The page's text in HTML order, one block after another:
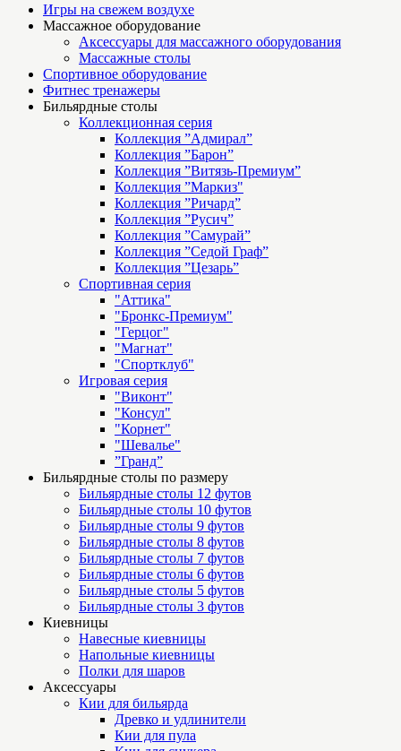
Игры на свежем воздухе
Массажное оборудование
Аксессуары для массажного оборудования
Массажные столы
Спортивное оборудование
Фитнес тренажеры
Бильярдные столы
Коллекционная серия
Коллекция ”Адмирал”
Коллекция ”Барон”
Коллекция ”Витязь-Премиум”
Коллекция ”Маркиз"
Коллекция ”Ричард”
Коллекция ”Русич”
Коллекция ”Самурай”
Коллекция ”Седой Граф”
Коллекция ”Цезарь”
Спортивная серия
"Аттика"
"Бронкс-Премиум"
"Герцог"
"Магнат"
"Спортклуб"
Игровая серия
"Виконт"
"Консул"
"Корнет"
"Шевалье"
”Гранд”
Бильярдные столы по размеру
Бильярдные столы 12 футов
Бильярдные столы 10 футов
Бильярдные столы 9 футов
Бильярдные столы 8 футов
Бильярдные столы 7 футов
Бильярдные столы 6 футов
Бильярдные столы 5 футов
Бильярдные столы 3 футов
Киевницы
Навесные киевницы
Напольные киевницы
Полки для шаров
Аксессуары
Кии для бильярда
Древко и удлинители
Кии для пула